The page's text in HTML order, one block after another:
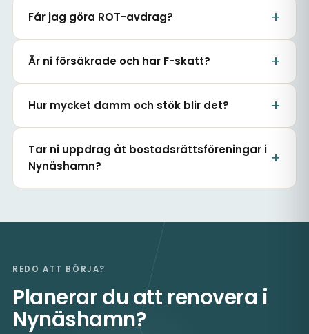
Får jag göra ROT-avdrag?
Är ni försäkrade och har F-skatt?
Hur mycket damm och stök blir det?
Tar ni uppdrag åt bostadsrättsföreningar i
Nynäshamn?
REDO ATT BÖRJA?
Planerar du att renovera i
Nynäshamn?